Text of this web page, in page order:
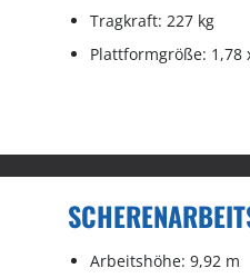
Tragkraft: 227 kg
Plattformgröße: 1,78
Arbeitshöhe: 9,92 m